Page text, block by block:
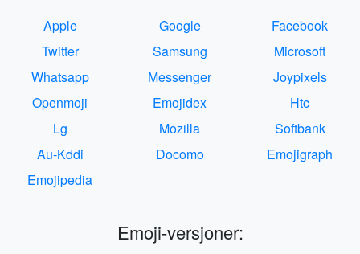
Apple Google
Facebook
Twitter
Samsung
Microsoft
Whatsapp
Messenger
Joypixels
Openmoji
Emojidex
Htc
Lg
Mozilla
Softbank
Au-Kddi
Docomo
Emojigraph
Emojipedia
Emoji-versjoner: